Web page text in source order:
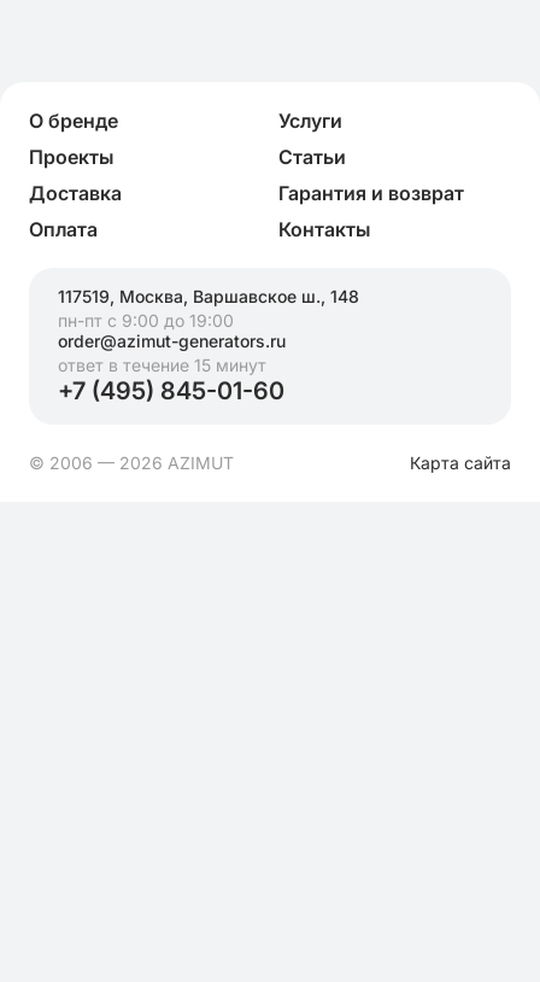
О бренде
Услуги
Проекты
Статьи
Доставка
Гарантия и возврат
Оплата
Контакты
117519, Москва, Варшавское ш., 148
пн-пт с 9:00 до 19:00
order@azimut-generators.ru
ответ в течение 15 минут
+7 (495) 845-01-60
© 2006 — 2026 AZIMUT Карта сайта